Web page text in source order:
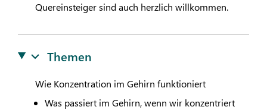
Quereinsteiger sind auch herzlich willkommen.
Themen
Wie Konzentration im Gehirn funktioniert
Was passiert im Gehirn, wenn wir konzentriert